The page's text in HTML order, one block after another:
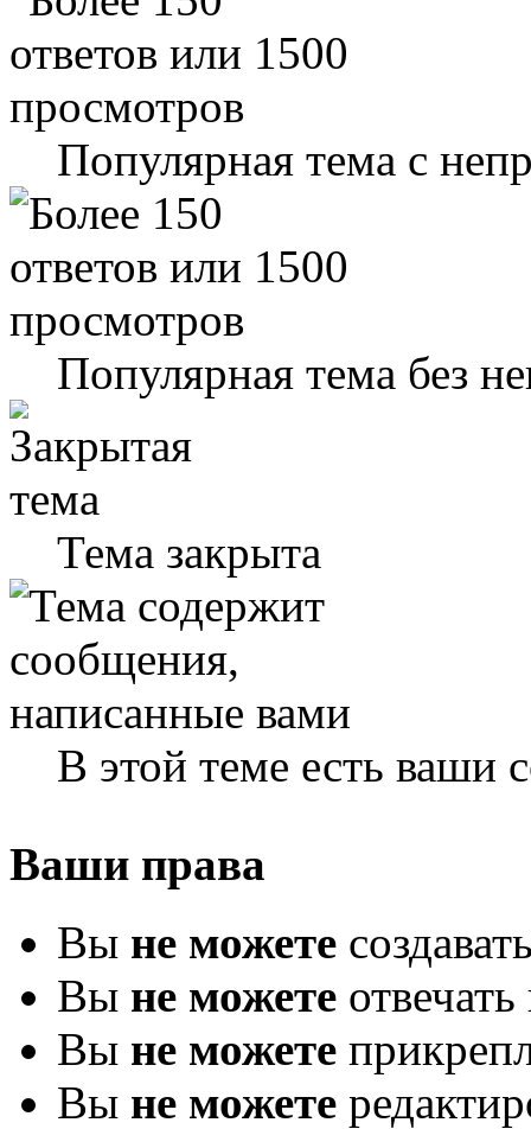
Популярная тема с
Популярная тема без
Тема закрыта
В этой теме есть ваши
Ваши права
Вы не можете
Вы не можете
Вы не можете
Вы не можете